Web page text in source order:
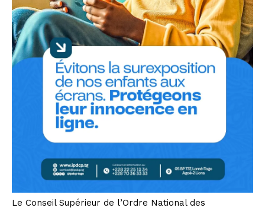
Le Conseil Supérieur de l’Ordre National des